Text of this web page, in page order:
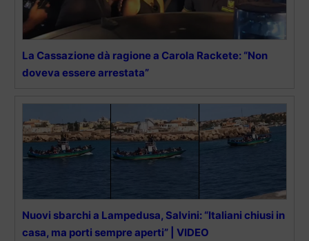
La Cassazione dà ragione a Carola Rackete: “Non
doveva essere arrestata”
Nuovi sbarchi a Lampedusa, Salvini: “Italiani chiusi in
casa, ma porti sempre aperti” | VIDEO